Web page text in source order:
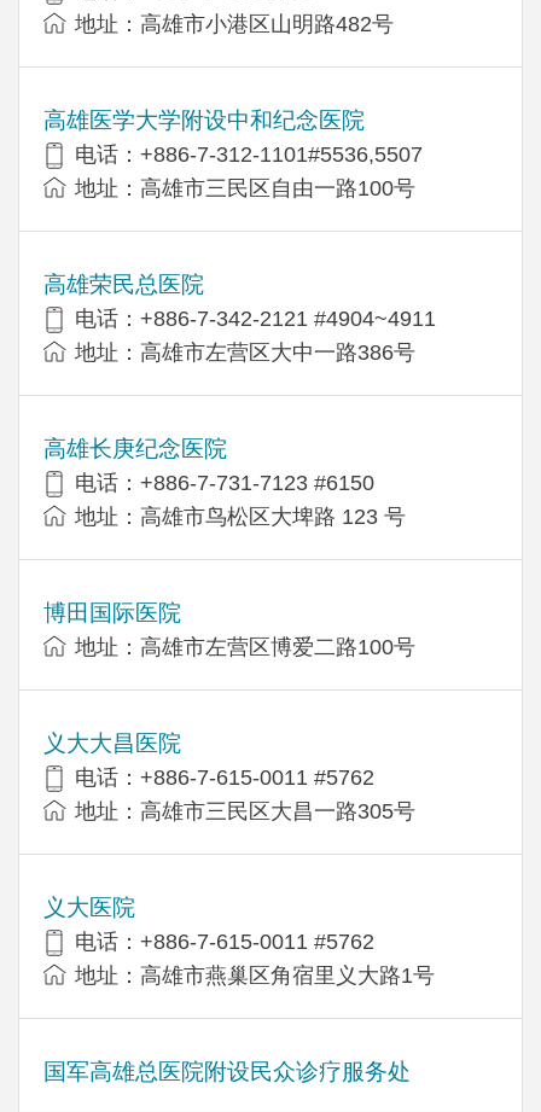
地址：高雄市小港区山明路482号
高雄医学大学附设中和纪念医院
电话：+886-7-312-1101#5536,5507
地址：高雄市三民区自由一路100号
高雄荣民总医院
电话：+886-7-342-2121 #4904~4911
地址：高雄市左营区大中一路386号
高雄长庚纪念医院
电话：+886-7-731-7123 #6150
地址：高雄市鸟松区大埤路 123 号
博田国际医院
地址：高雄市左营区博爱二路100号
义大大昌医院
电话：+886-7-615-0011 #5762
地址：高雄市三民区大昌一路305号
义大医院
电话：+886-7-615-0011 #5762
地址：高雄市燕巢区角宿里义大路1号
国军高雄总医院附设民众诊疗服务处